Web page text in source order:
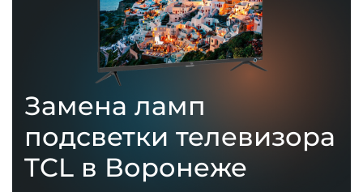
Замена ламп
подсветки телевизора
TCL в Воронеже